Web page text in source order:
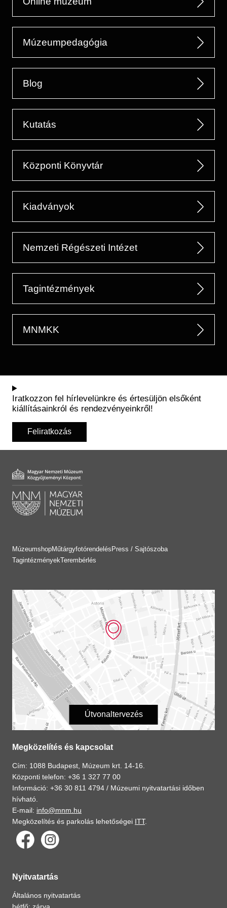
Múzeumpedagógia
Blog
Kutatás
Központi Könyvtár
Kiadványok
Nemzeti Régészeti Intézet
Tagintézmények
MNMKK
Iratkozzon fel hírlevelünkre és értesüljön elsőként
kiállításainkról és rendezvényeinkről!
Feliratkozás
MúzeumshopMűtárgyfotórendelés Press / Sajtószoba
TagintézményekTerembérlés
Útvonaltervezés
Megközelítés és kapcsolat
Cím: 1088 Budapest, Múzeum krt. 14-16.
Központi telefon: +36 1 327 77 00
Információ: +36 30 811 4794 / Múzeumi nyitvatartási időben
hívható.
E-mail: info@mnm.hu
Megközelítés és parkolás lehetőségei ITT.
Nyitvatartás
Általános nyitvatartás